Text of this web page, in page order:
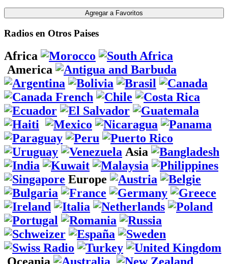
Radios en Otros Paises
Africa
America
Asia
Europe